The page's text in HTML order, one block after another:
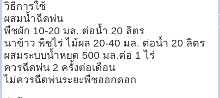
วิธีการใช้
ผสมน้ำฉีดพ่น
พืชผัก 10-20 มล. ต่อน้ำ 20 ลิตร
นาข้าว พืชไร่ ไม้ผล 20-40 มล. ต่อน้ำ 20 ลิตร
ผสมระบบน้ำหยด 500 มล.ต่อ 1 ไร่
ควรฉีดพ่น 2 ครั้งต่อเดือน
ไม่ควรฉีดพ่นระยะพืชออกดอก